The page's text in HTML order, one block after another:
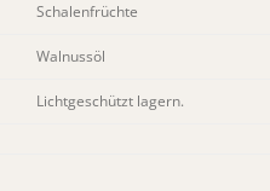
Schalenfrüchte
Walnussöl
Lichtgeschützt lagern.